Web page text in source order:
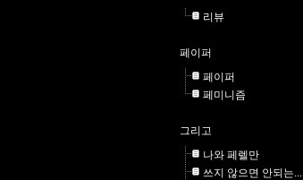
리뷰
페이퍼
페이퍼
페미니즘
그리고
나와 페렐만
쓰지 않으면 안되는...